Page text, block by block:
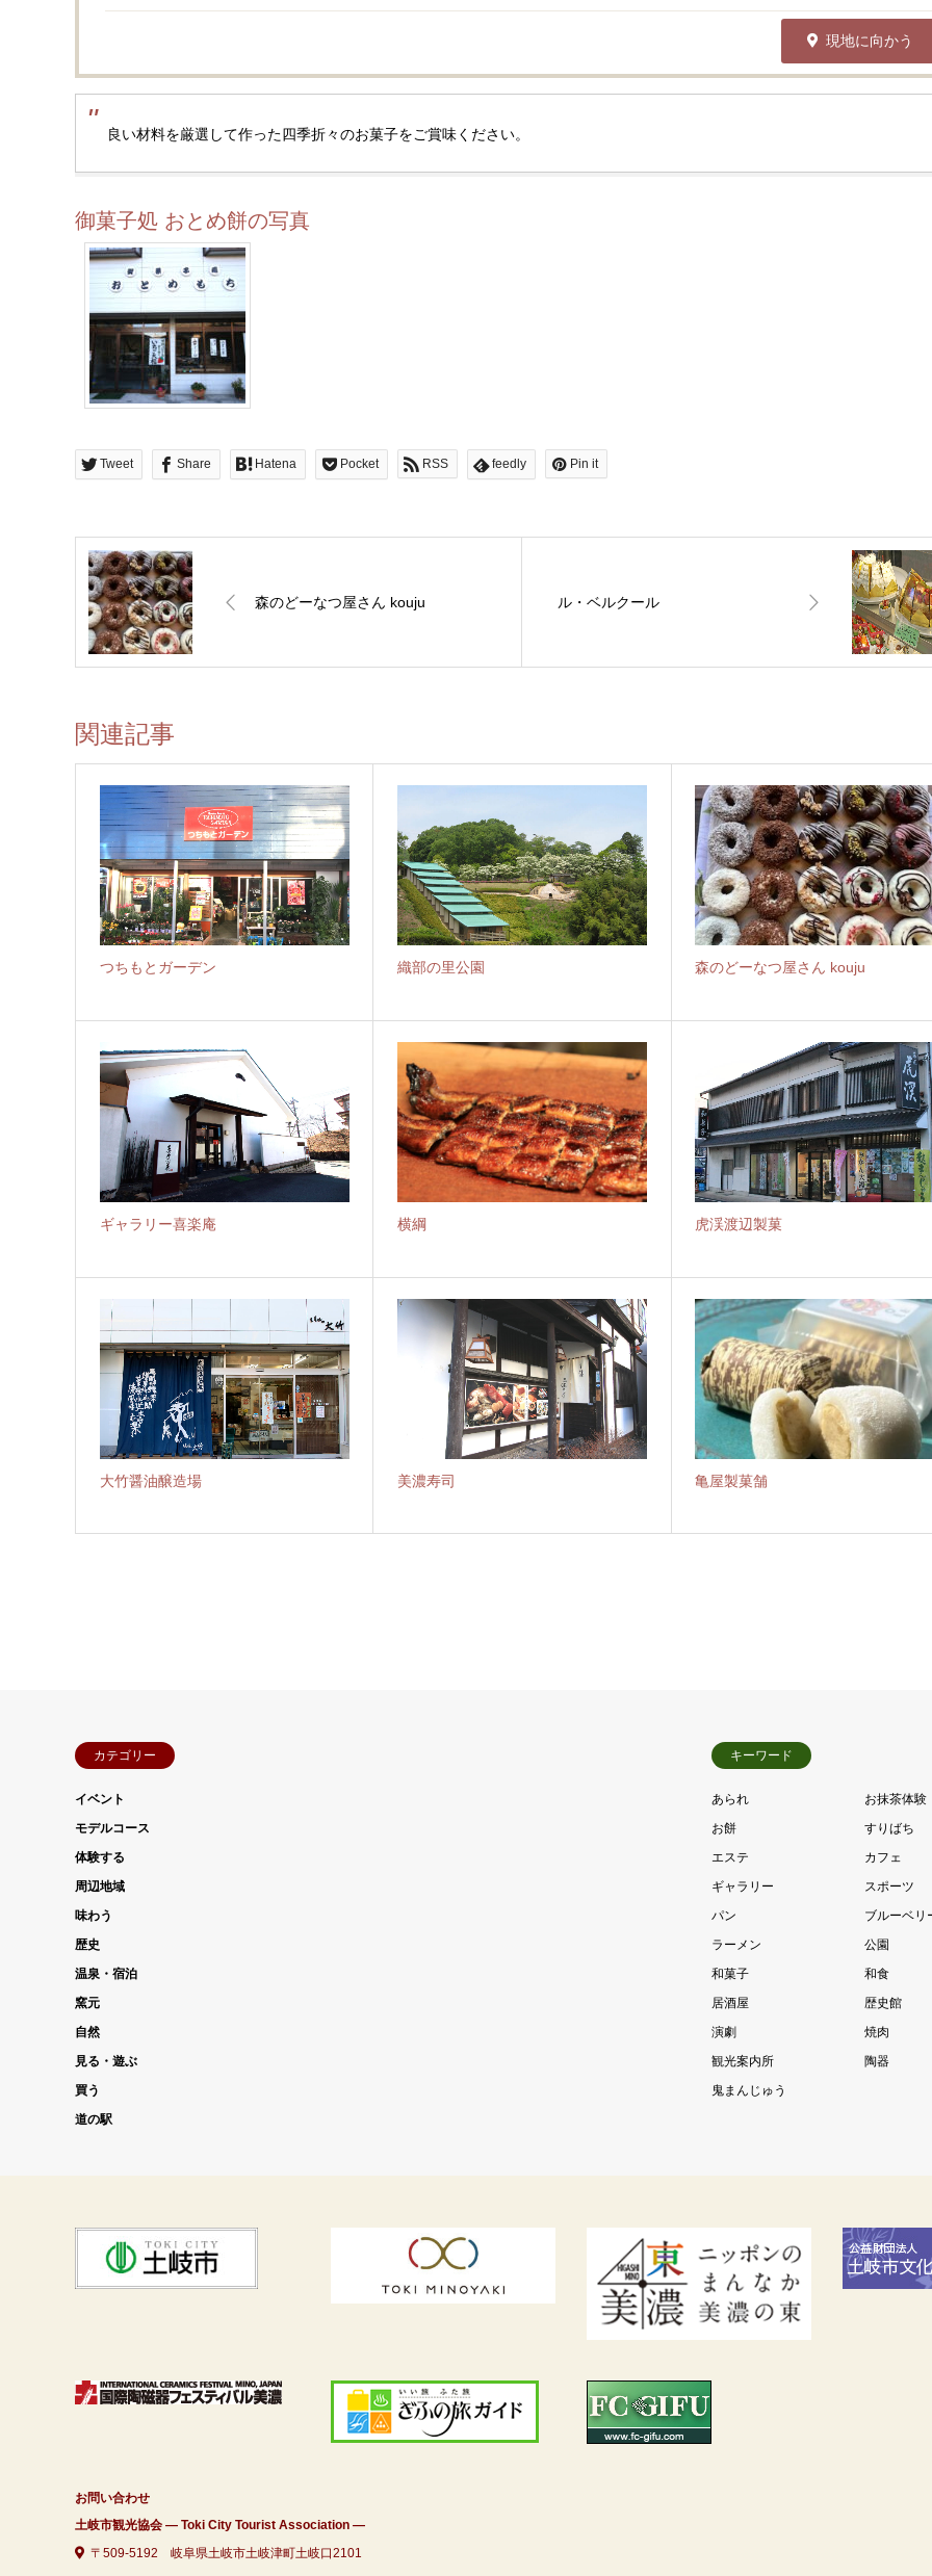
現地に向かう
良い材料を厳選して作った四季折々のお菓子をご賞味ください。
御菓子処 おとめ餅の写真
Tweet Share Hatena Pocket RSS feedly Pin it
森のどーなつ屋さん kouju ル・ベルクール
関連記事
つちもとガーデン 織部の里公園 森のどーなつ屋さん kouju
ギャラリー喜楽庵 横綱 虎渓渡辺製菓
大竹醤油醸造場 美濃寿司 亀屋製菓舗
カテゴリー
イベント
モデルコース
体験する
周辺地域
味わう
歴史
温泉・宿泊
窯元
自然
見る・遊ぶ
買う
道の駅
キーワード
あられ
お抹茶体験
お餅
すりばち
エステ
カフェ
ギャラリー
スポーツ
パン
ブルーベリ
ラーメン
公園
和菓子
和食
居酒屋
歴史館
演劇
焼肉
観光案内所
陶器
鬼まんじゅう
お問い合わせ
土岐市観光協会 ― Toki City Tourist Association ―
〒509-5192 岐阜県土岐市土岐津町土岐口2101